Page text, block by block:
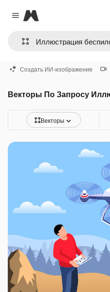
Close menu
Magnific
Создать ИИ-изображение
Векторы